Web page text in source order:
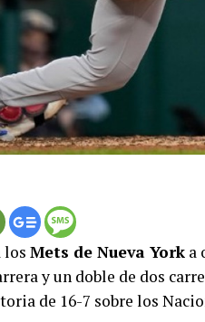
los Mets de Nueva York a
y un doble de dos
de 16-7 sobre los